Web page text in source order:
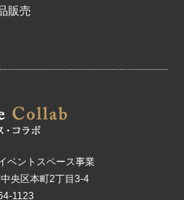
販売
ベントスペース事業
央区本町2丁目3-4
1123